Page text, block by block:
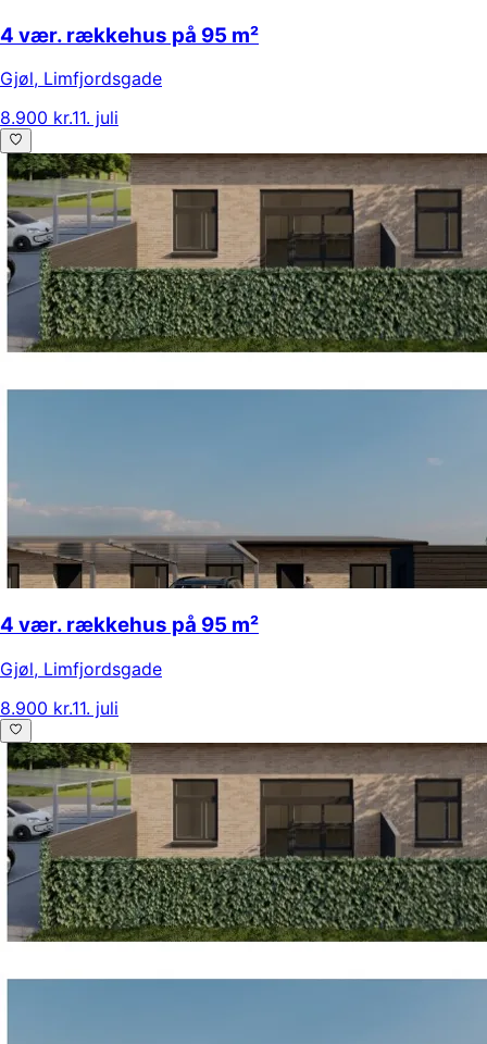
4 vær. rækkehus på 95 m²
Gjøl, Limfjordsgade
8.900 kr.11. juli
4 vær. rækkehus på 95 m²
Gjøl, Limfjordsgade
8.900 kr.11. juli